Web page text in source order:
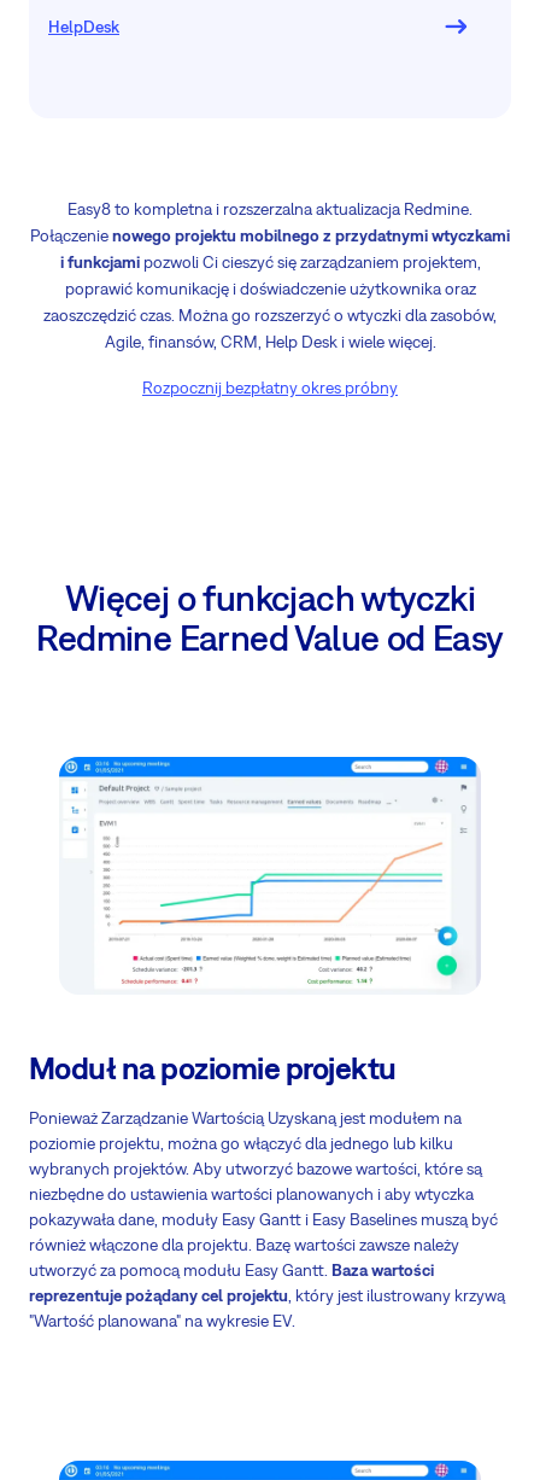
HelpDesk
Easy8 to kompletna i rozszerzalna aktualizacja Redmine.
Połączenienowego projektu mobilnego z przydatnymi wtyczkami
i funkcjamipozwoli Ci cieszyć się zarządzaniem projektem,
poprawić komunikację i doświadczenie użytkownika oraz
zaoszczędzić czas. Można go rozszerzyć o wtyczki dla zasobów,
Agile, finansów, CRM, Help Desk i wiele więcej.
Rozpocznij bezpłatny okres próbny
Więcej o funkcjach wtyczki
Redmine Earned Value od Easy
Moduł na poziomie projektu
Ponieważ Zarządzanie Wartością Uzyskaną jest modułem na
poziomie projektu, można go włączyć dla jednego lub kilku
wybranych projektów. Aby utworzyć bazowe wartości, które są
niezbędne do ustawienia wartości planowanych i aby wtyczka
pokazywała dane, moduły Easy Gantt i Easy Baselines muszą być
również włączone dla projektu. Bazę wartości zawsze należy
utworzyć za pomocą modułu Easy Gantt. Baza wartości
reprezentuje pożądany cel projektu , który jest ilustrowany krzywą
"Wartość planowana" na wykresie EV.